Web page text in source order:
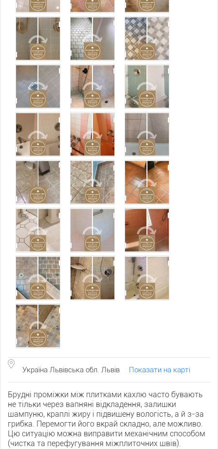
Україна Львівська обл. Львів Показати на карті
Брудні проміжки між плитками кахлю часто бувають
не тільки через вапняні відкладення, залишки
шампуню, краплі жиру і підвищену вологість, а й з-за
грибка. Перемогти його вкрай складно, але можливо.
Цю ситуацію можна виправити механічним способом
(чистка та перефугування міжплиточних швів).